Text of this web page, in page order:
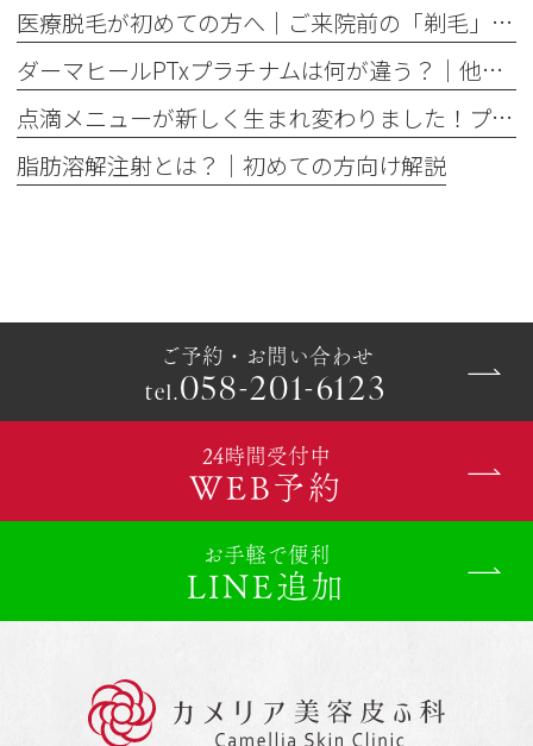
医療脱毛が初めての方へ│ご来院前の「剃毛」がとても大切な理由
ダーマヒールPTxプラチナムは何が違う？│他の肌育製剤との違いを解説
点滴メニューが新しく生まれ変わりました！プレミアム美容点滴・プレミアム疲労回復点滴がスタート
脂肪溶解注射とは？｜初めての方向け解説
ご予約・お問い合わせ
tel.058-201-6123
24時間受付中
WEB予約
お手軽で便利
LINE追加